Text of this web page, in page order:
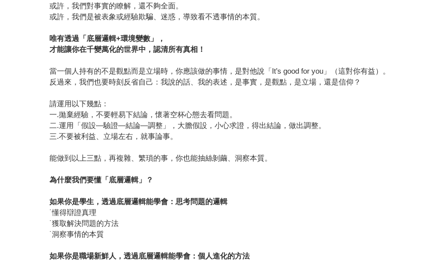
或許，我們對事實的瞭解，還不夠全面。
或許，我們是被表象或經驗欺騙、迷惑，導致看不透事情的本質。
唯有透過「底層邏輯+環境變數」，
才能讓你在千變萬化的世界中，認清所有真相！
當一個人持有的不是觀點而是立場時，你應該做的事情，是對他說「It’s good for you」（這對你有益）。
反過來，我們也要時刻反省自己：我說的話、我的表述，是事實，是觀點，是立場，還是信仰？
請運用以下幾點：
一.拋棄經驗，不要輕易下結論，懷著空杯心態去看問題。
二.運用「假設—驗證—結論—調整」，大膽假設，小心求證，得出結論，做出調整。
三.不要被利益、立場左右，就事論事。
能做到以上三點，再複雜、繁瑣的事，你也能抽絲剝繭、洞察本質。
為什麼我們要懂「底層邏輯」？
如果你是學生，透過底層邏輯能學會：思考問題的邏輯
˙懂得辯證真理
˙獲取解決問題的方法
˙洞察事情的本質
如果你是職場新鮮人，透過底層邏輯能學會：個人進化的方法